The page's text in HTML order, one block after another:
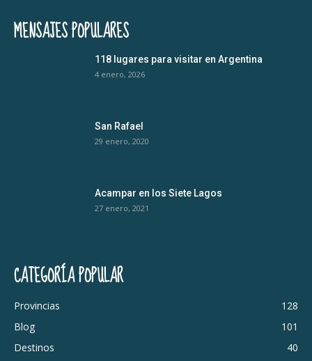
MENSAJES POPULARES
118 lugares para visitar en Argentina
4 enero, 2026
San Rafael
29 enero, 2020
Acampar en los Siete Lagos
27 enero, 2021
CATEGORÍA POPULAR
Provincias
128
Blog
101
Destinos
40